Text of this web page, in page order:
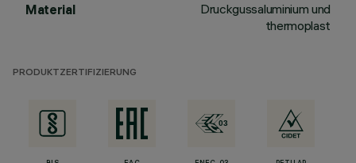
Material
Druckgussaluminium und
thermoplast
PRODUKTZERTIFIZIERUNG